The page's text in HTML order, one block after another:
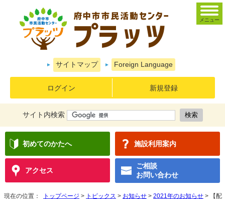
サイトマップ Foreign Language
ログイン 新規登録
サイト内検索
初めてのかたへ 施設利用案内
アクセス
ご相談
お問い合わせ
メニュー
現在の位置： トップページ > トピックス > お知らせ > 2021年のお知らせ > 【配